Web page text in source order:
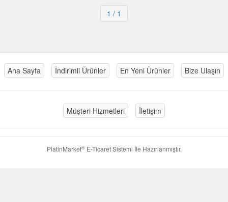
1 / 1
Ana Sayfa İndirimli Ürünler En Yeni Ürünler Bize Ulaşın
Müşteri Hizmetleri İletişim
PlatinMarket®E-Ticaret Sistemi İle Hazırlanmıştır.